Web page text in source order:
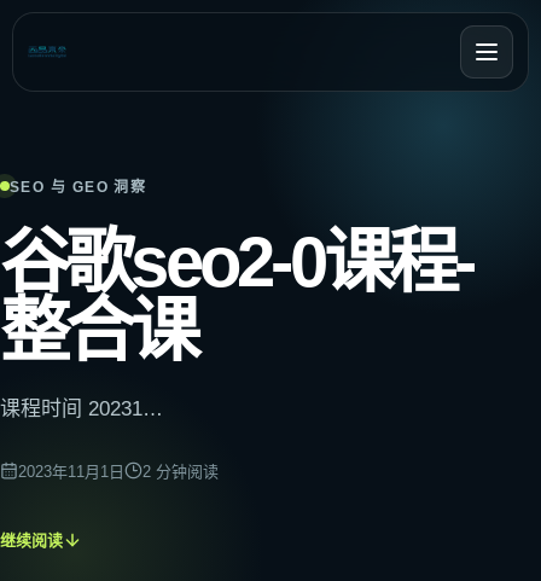
SEO 与 GEO 洞察
谷歌seo2-0课程-
整合课
课程时间 20231…
2023年11月1日 2 分钟阅读
继续阅读